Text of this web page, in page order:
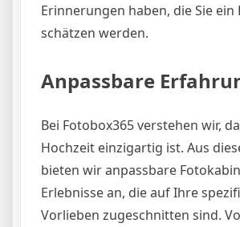
Erinnerungen haben, die Sie ein
schätzen werden.
Anpassbare
Bei Fotobox365 verstehen wir,
Hochzeit einzigartig ist. Aus
bieten wir anpassbare
Erlebnisse an, die auf Ihre
Vorlieben zugeschnitten sind.